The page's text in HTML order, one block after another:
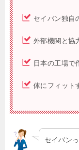
セイバン独自
外部機関と協
日本の工場で
体にフィット
セイバン